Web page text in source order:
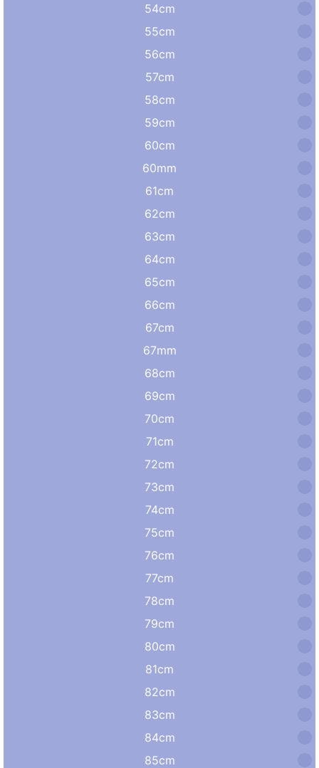
54cm
55cm
56cm
57cm
58cm
59cm
60cm
60mm
61cm
62cm
63cm
64cm
65cm
66cm
67cm
67mm
68cm
69cm
70cm
71cm
72cm
73cm
74cm
75cm
76cm
77cm
78cm
79cm
80cm
81cm
82cm
83cm
84cm
85cm